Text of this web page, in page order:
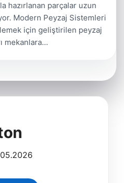
hazırlanan parçalar uzun
Modern Peyzaj Sistemleri
için geliştirilen peyzaj
mekanlara…